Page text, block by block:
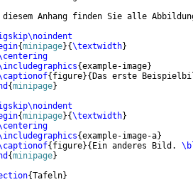
Anhang finden Sie alle
{minipage}{\textwidth}
{example-image}
{ figure}{ Das erste
{minipage}
{minipage}{\textwidth}
{example-image-a}
{ figure}{ Ein anderes Bild.
{minipage}
{Tafeln}